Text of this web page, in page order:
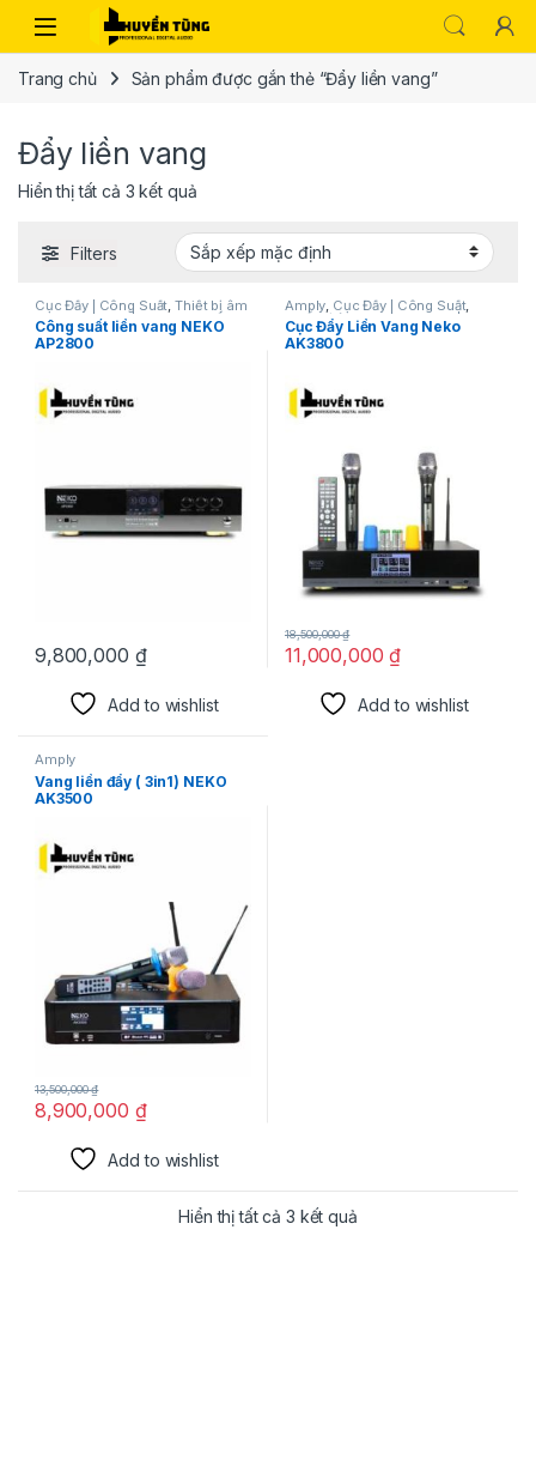
Trang chủ Sản phẩm được gắn thẻ “Đẩy liền vang”
Đẩy liền vang
Hiển thị tất cả 3 kết quả
Filters
Cục Đẩy | Công Suất ,Thiết bị âm
thanh karaoke | KTV , Vang số
Vang Số | Mixer| Vang cơ
Công suất liền vang NEKO
AP2800
9,800,000 ₫
Add to wishlist
Amply Cục Đẩy | Công Suất,
Thiết bị âm thanh karaoke | KTV
Vang Số | Mixer| Vang cơ
Cục Đẩy Liền Vang Neko
AK3800
11,000,000₫
18,500,000₫
Add to wishlist
Amply
Vang liền đẩy ( 3in1) NEKO
AK3500
8,900,000 ₫
13,500,000₫
Add to wishlist
Hiển thị tất cả 3 kết quả